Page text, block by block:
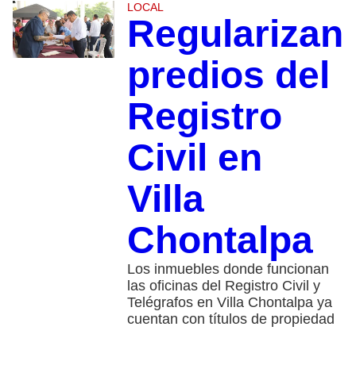
LOCAL
Regularizan
predios del
Registro
Civil en
Villa
Chontalpa
Los inmuebles donde funcionan
las oficinas del Registro Civil y
Telégrafos en Villa Chontalpa ya
cuentan con títulos de propiedad